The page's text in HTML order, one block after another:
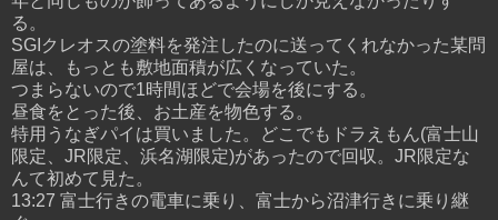
る。
SGIクレオスの塗料を発注したのに送ってくれなかった某問
屋は、もっとも敷地面積が広くなっていた。
つまらないので1時間ほどで会場を後にする。
昼食をとった後、お土産を物色する。
特用うなぎパイは買いました。どこでもドラえもん(富士山
限定、JR限定、浜名湖限定)があったので回収。JR限定な
んて初めて見た。
13:27 富士行きの電車に乗り、富士から沼津行きに乗り継